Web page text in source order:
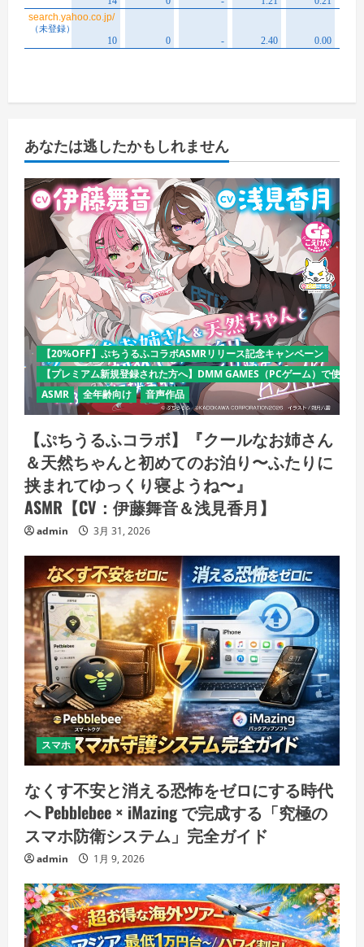
あなたは逃したかもしれません
【20%OFF】ぷちうるふコラボASMRリリース記念キャンペーン
【プレミアム新規登録された方へ】DMM GAMES（PCゲーム）で使え
ASMR
全年齢向け 音声作品
【ぷちうるふコラボ】『クールなお姉さん
＆天然ちゃんと初めてのお泊り〜ふたりに
挟まれてゆっくり寝ようね〜』
ASMR【CV：伊藤舞音＆浅見香月】
admin 3月 31, 2026
スマホ
なくす不安と消える恐怖をゼロにする時代
へ Pebblebee × iMazing で完成する「究極の
スマホ防衛システム」完全ガイド
admin 1月 9, 2026